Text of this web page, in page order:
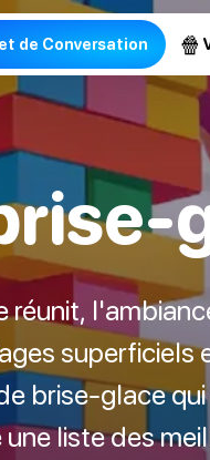
de Conversation 🍿
superficiels
brise-glace
liste des